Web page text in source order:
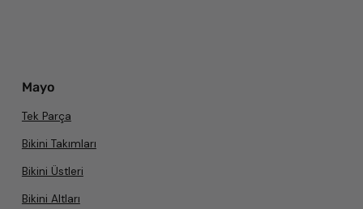
Mayo
Tek Parça
Bikini Takımları
Bikini Üstleri
Bikini Altları